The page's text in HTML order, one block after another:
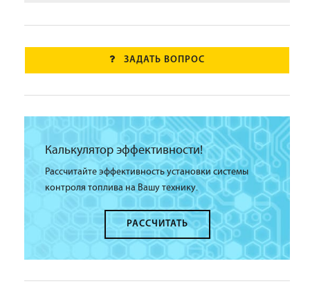
ЗАДАТЬ ВОПРОС
Калькулятор эффективности!
Рассчитайте эффективность установки системы
контроля топлива на Вашу технику.
РАССЧИТАТЬ